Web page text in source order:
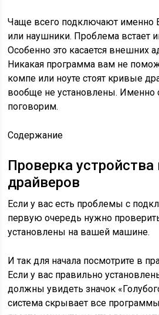
Чаще всего подключают именно
или наушники. Проблема встает
Особенно это касается внешних
Никакая программа вам не
компе или ноуте стоят кривые
вообще не установлены. Именно
поговорим.
Содержание
Проверка устройства
драйверов
Если у вас есть проблемы с
первую очередь нужно
установлены на вашей машине.
И так для начала посмотрите в
Если у вас правильно
должны увидеть значок
система скрывает все